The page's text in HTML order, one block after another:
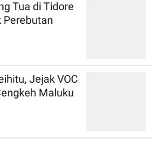
Tua di Tidore
Perebutan
Jejak VOC
Maluku